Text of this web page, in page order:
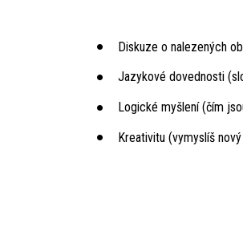
Diskuze o nalezených
Jazykové dovednosti
Logické myšlení (čím
Kreativitu (vymyslíš